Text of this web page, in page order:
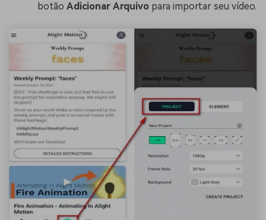
botão Adicionar Arquivo para importar seu vídeo.